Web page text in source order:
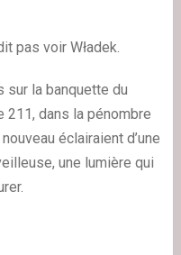
pas voir Władek.
sur la banquette du
211, dans la pénombre
éclairaient d’une
une lumière qui